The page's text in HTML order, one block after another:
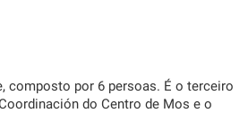
composto por 6 persoas. É o terceiro
do Centro de Mos e o